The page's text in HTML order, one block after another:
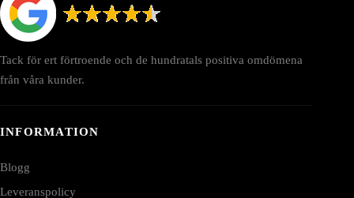
Tack för ert förtroende och de hundratals positiva omdömena
från våra kunder.
INFORMATION
Blogg
Leveranspolicy